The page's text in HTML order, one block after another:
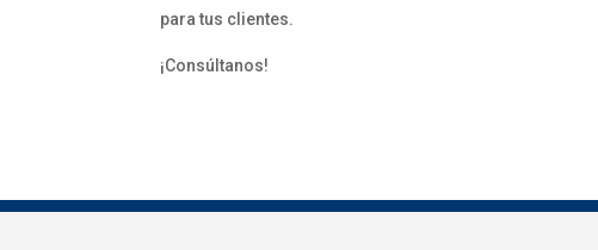
para tus clientes.
¡Consúltanos!